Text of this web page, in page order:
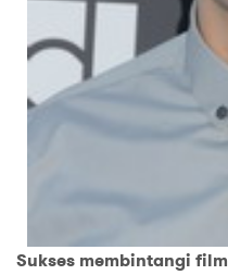
Sukses membintangi film